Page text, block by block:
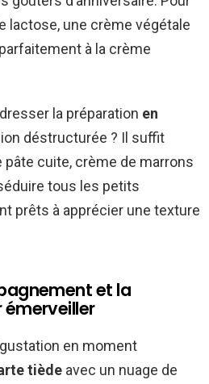
lactose, une crème végétale
à la crème
la préparation en
déstructurée ? Il suffit
pâte cuite, crème de marrons
tous les petits
prêts à apprécier une texture
et la
en moment
tiède avec un nuage de